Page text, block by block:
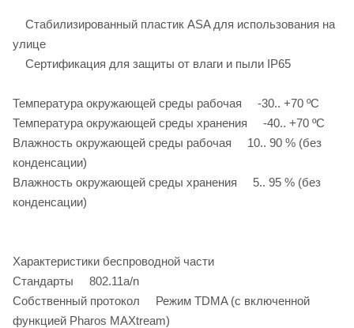
Стабилизированный пластик ASA для использования на
улице
Сертификация для защиты от влаги и пыли IP65
Температура окружающей среды рабочая -30.. +70 ºC
Температура окружающей среды хранения -40.. +70 ºC
Влажность окружающей среды рабочая 10.. 90 % (без
конденсации)
Влажность окружающей среды хранения 5.. 95 % (без
конденсации)
Характеристики беспроводной части
Стандарты 802.11a/n
Собственный протокол Режим TDMA (с включенной
функцией Pharos MAXtream)